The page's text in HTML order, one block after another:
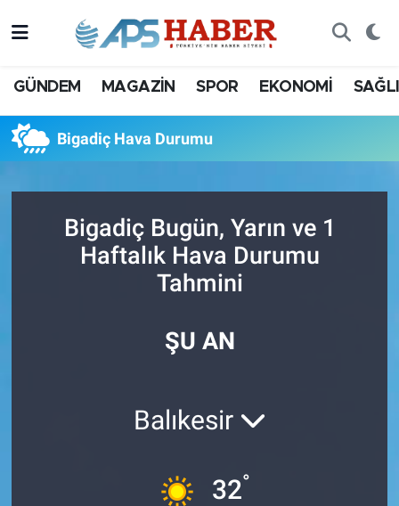
GÜNDEM MAGAZİN SPOR EKONOMİ
Bigadiç Hava Durumu
Bigadiç Bugün, Yarın ve 1
Haftalık Hava Durumu
Tahmini
ŞU AN
Balıkesir
32°